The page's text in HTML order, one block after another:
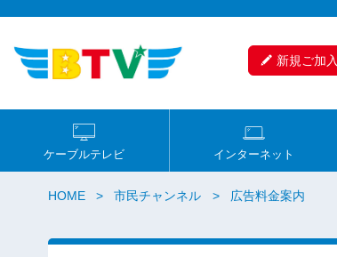
新規ご加入
ケーブルテレビ インターネット
HOME 市民チャンネル 広告料金案内